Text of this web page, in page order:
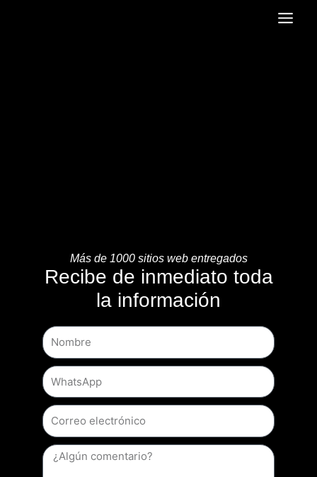
Más de 1000 sitios web entregados
Recibe de inmediato toda
la información